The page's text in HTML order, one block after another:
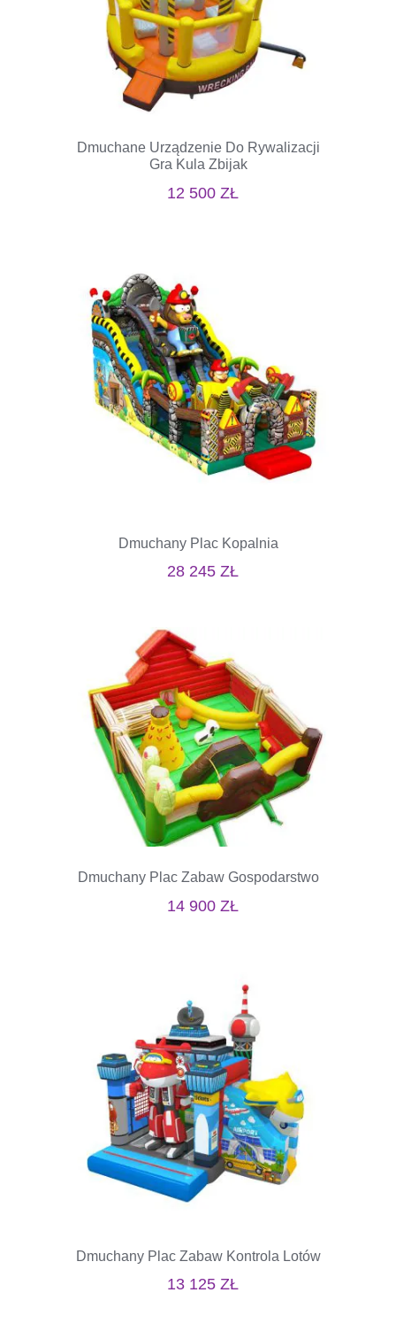
Dmuchane Urządzenie Do Rywalizacji
Gra Kula Zbijak
12 500 ZŁ
Dmuchany Plac Kopalnia
28 245 ZŁ
Dmuchany Plac Zabaw Gospodarstwo
14 900 ZŁ
Dmuchany Plac Zabaw Kontrola Lotów
13 125 ZŁ